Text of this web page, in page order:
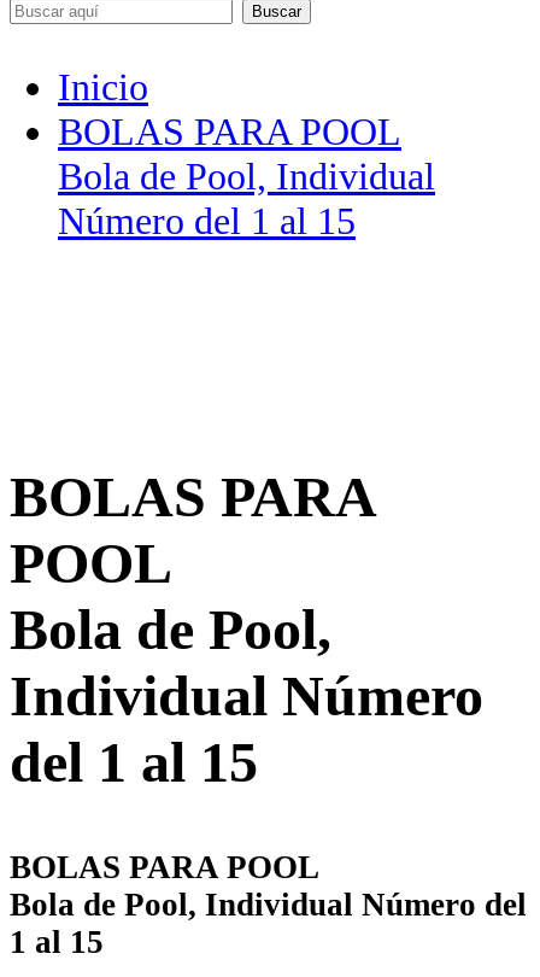
Buscar
Inicio
BOLAS PARA POOL
Bola de Pool, Individual
Número del 1 al 15
BOLAS PARA
POOL
Bola de Pool,
Individual Número
del 1 al 15
BOLAS PARA POOL
Bola de Pool, Individual Número del
1 al 15